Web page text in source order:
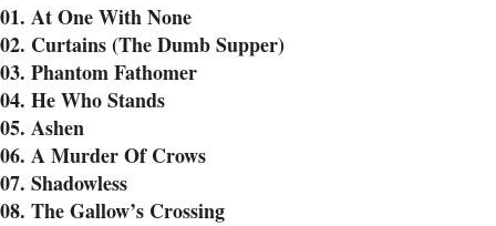
01. At One With None
02. Curtains (The Dumb Supper)
03. Phantom Fathomer
04. He Who Stands
05. Ashen
06. A Murder Of Crows
07. Shadowless
08. The Gallow’s Crossing